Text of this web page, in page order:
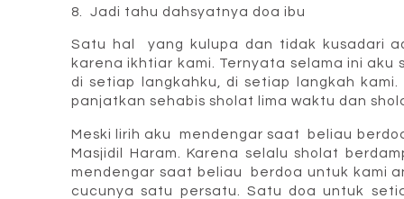
8. Jadi tahu dahsyatnya doa ibu
Satu hal yang kulupa dan tidak kusadari
karena ikhtiar kami. Ternyata selama ini
di setiap langkahku, di setiap langkah
panjatkan sehabis sholat lima waktu dan
Meski lirih aku mendengar saat beliau
Masjidil Haram. Karena selalu sholat
mendengar saat beliau berdoa untuk kami
cucunya satu persatu. Satu doa untuk